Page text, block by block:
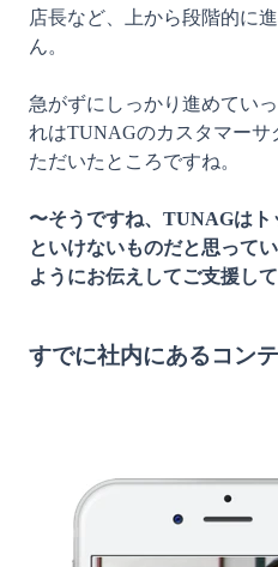
店長など、上から段階的に
ん。
急がずにしっかり進めてい
れはTUNAGのカスタマー
ただいたところですね。
〜そうですね、TUNAGは
といけないものだと思って
ようにお伝えしてご支援し
すでに社内にあるコン